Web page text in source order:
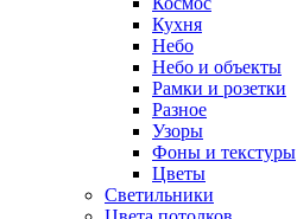
Кухня
Небо
Небо и объекты
Рамки и розетки
Разное
Узоры
Фоны и текстуры
Цветы
Светильники